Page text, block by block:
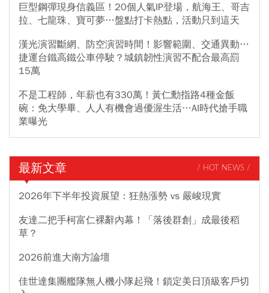
巨型鋼彈現身信義區！20個人氣IP登場，航海王、哥吉
拉、七龍珠、寶可夢…盤點打卡熱點，活動只到這天
漢光演習斷網、防空演習時間！影響範圍、交通異動…
捷運台鐵高鐵公車停駛？城鎮韌性演習不配合最高罰
15萬
不是工程師，年薪也有330萬！黃仁勳指路4種金飯
碗：免大學畢、人人有機會過優渥生活…AI時代搶手職
業曝光
最新文章 / HOT NEWS /
2026年下半年投資展望：狂熱漲勢 vs 嚴峻現實
友達二把手柯富仁裸辭內幕！「落後群創」成最後稻
草？
2026前進大南方論壇
佳世達集團艦隊無人機小隊起飛！鎖定美日頂級客戶切